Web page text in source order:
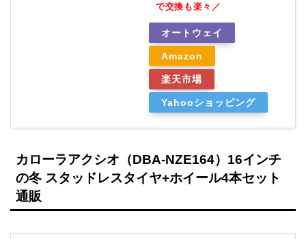
で交換も楽々／
オートウェイ
Amazon
楽天市場
Yahooショッピング
カローラアクシオ（DBA-NZE164）16インチ
の冬 スタッドレスタイヤ+ホイール4本セット
通販